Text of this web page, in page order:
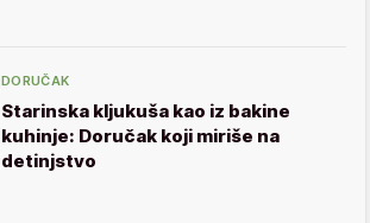
DORUČAK
Starinska kljukuša kao iz bakine
kuhinje: Doručak koji miriše na
detinjstvo